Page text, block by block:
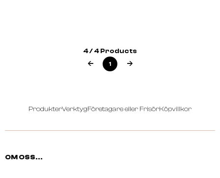
4 / 4 Products
1
ProdukterVerktygFöretagare eller FrisörKöpvillkor
OM OSS...